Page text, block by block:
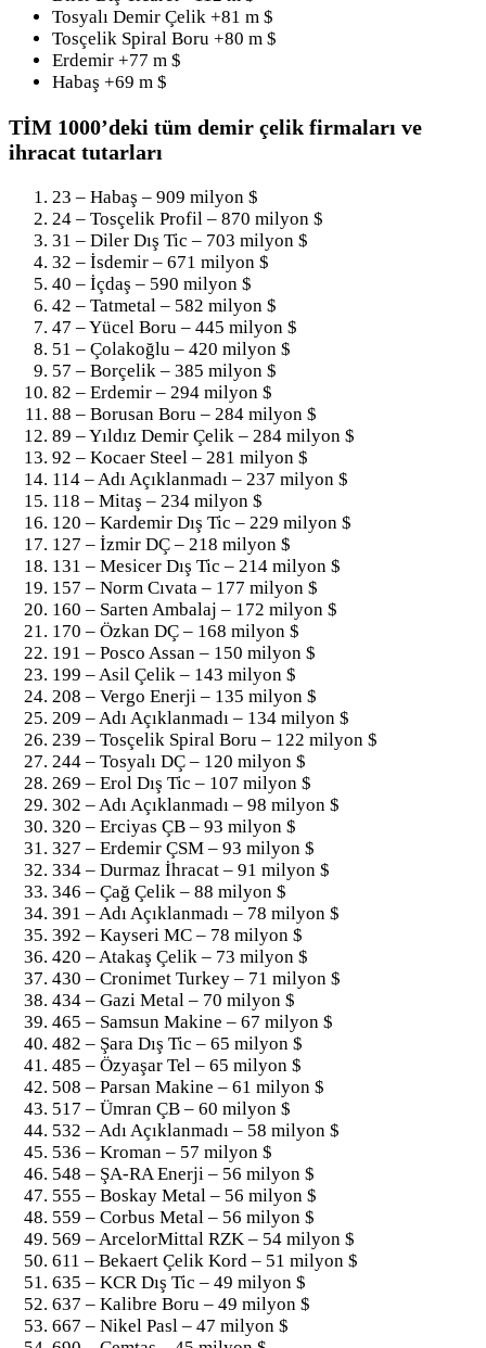
Tosyalı Demir Çelik +81 m $
Tosçelik Spiral Boru +80 m $
Erdemir +77 m $
Habaş +69 m $
TİM 1000’deki tüm demir çelik firmaları ve
ihracat tutarları
23 – Habaş – 909 milyon $
24 – Tosçelik Profil – 870 milyon $
31 – Diler Dış Tic – 703 milyon $
32 – İsdemir – 671 milyon $
40 – İçdaş – 590 milyon $
42 – Tatmetal – 582 milyon $
47 – Yücel Boru – 445 milyon $
51 – Çolakoğlu – 420 milyon $
57 – Borçelik – 385 milyon $
82 – Erdemir – 294 milyon $
88 – Borusan Boru – 284 milyon $
89 – Yıldız Demir Çelik – 284 milyon $
92 – Kocaer Steel – 281 milyon $
114 – Adı Açıklanmadı – 237 milyon $
118 – Mitaş – 234 milyon $
120 – Kardemir Dış Tic – 229 milyon $
127 – İzmir DÇ – 218 milyon $
131 – Mesicer Dış Tic – 214 milyon $
157 – Norm Cıvata – 177 milyon $
160 – Sarten Ambalaj – 172 milyon $
170 – Özkan DÇ – 168 milyon $
191 – Posco Assan – 150 milyon $
199 – Asil Çelik – 143 milyon $
208 – Vergo Enerji – 135 milyon $
209 – Adı Açıklanmadı – 134 milyon $
239 – Tosçelik Spiral Boru – 122 milyon $
244 – Tosyalı DÇ – 120 milyon $
269 – Erol Dış Tic – 107 milyon $
302 – Adı Açıklanmadı – 98 milyon $
320 – Erciyas ÇB – 93 milyon $
327 – Erdemir ÇSM – 93 milyon $
334 – Durmaz İhracat – 91 milyon $
346 – Çağ Çelik – 88 milyon $
391 – Adı Açıklanmadı – 78 milyon $
392 – Kayseri MC – 78 milyon $
420 – Atakaş Çelik – 73 milyon $
430 – Cronimet Turkey – 71 milyon $
434 – Gazi Metal – 70 milyon $
465 – Samsun Makine – 67 milyon $
482 – Şara Dış Tic – 65 milyon $
485 – Özyaşar Tel – 65 milyon $
508 – Parsan Makine – 61 milyon $
517 – Ümran ÇB – 60 milyon $
532 – Adı Açıklanmadı – 58 milyon $
536 – Kroman – 57 milyon $
548 – ŞA-RA Enerji – 56 milyon $
555 – Boskay Metal – 56 milyon $
559 – Corbus Metal – 56 milyon $
569 – ArcelorMittal RZK – 54 milyon $
611 – Bekaert Çelik Kord – 51 milyon $
635 – KCR Dış Tic – 49 milyon $
637 – Kalibre Boru – 49 milyon $
667 – Nikel Pasl – 47 milyon $